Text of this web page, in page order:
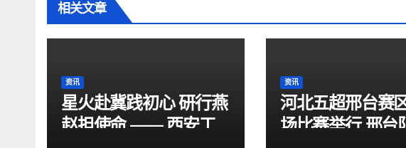
相关文章
资讯
星火赴冀践初心 研行燕
赵担使命 —— 西安工
资讯
河北五超邢台赛
场比赛举行 邢台